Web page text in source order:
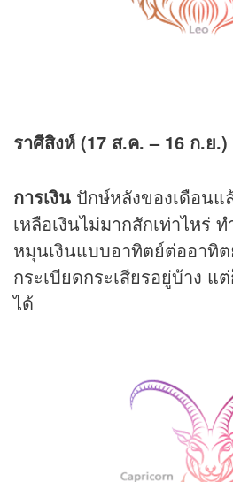
ราศีสิงห์ (17 ส.ค. – 16 ก.ย.)
การเงิน ปักษ์หลังของเดือน
เหลือเงินไม่มากสักเท่าไหร่
หมุนเงินแบบอาทิตย์ต่ออาทิ
กระเบียดกระเสียรอยู่บ้าง แ
ได้